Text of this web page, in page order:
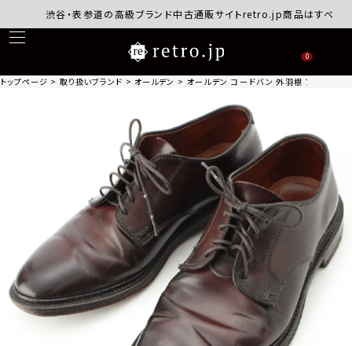
渋谷・表参道の高級ブランド中古通販サイトretro.jp商品はすべて正規品
0
トップページ 取り扱いブランド オールデン オールデン コードバン 外羽根 プレーント